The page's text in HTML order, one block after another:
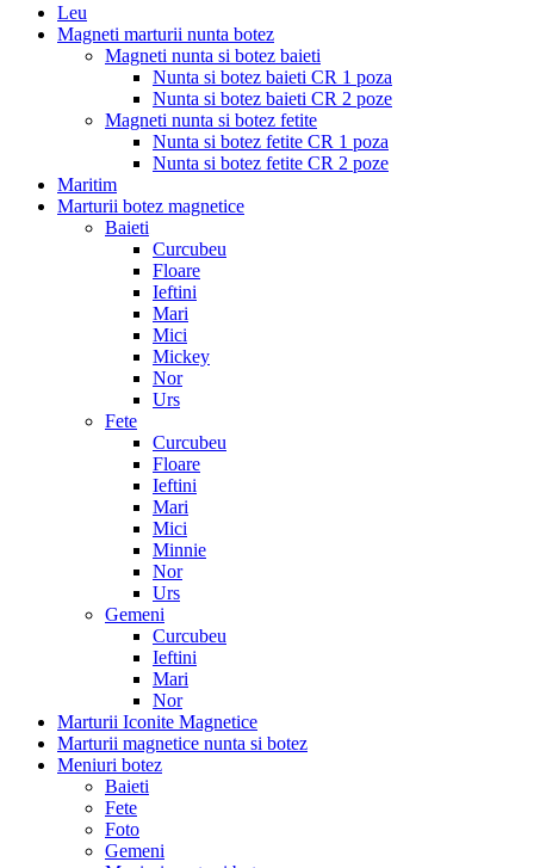
Leu
Magneti marturii nunta botez
Magneti nunta si botez baieti
Nunta si botez baieti CR 1 poza
Nunta si botez baieti CR 2 poze
Magneti nunta si botez fetite
Nunta si botez fetite CR 1 poza
Nunta si botez fetite CR 2 poze
Maritim
Marturii botez magnetice
Baieti
Curcubeu
Floare
Ieftini
Mari
Mici
Mickey
Nor
Urs
Fete
Curcubeu
Floare
Ieftini
Mari
Mici
Minnie
Nor
Urs
Gemeni
Curcubeu
Ieftini
Mari
Nor
Marturii Iconite Magnetice
Marturii magnetice nunta si botez
Meniuri botez
Baieti
Fete
Foto
Gemeni